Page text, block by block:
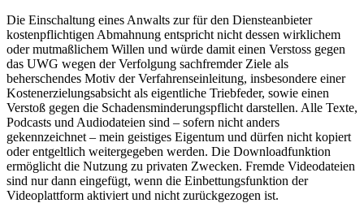
Die Einschaltung eines Anwalts zur für den Diensteanbieter
kostenpflichtigen Abmahnung entspricht nicht dessen wirklichem
oder mutmaßlichem Willen und würde damit einen Verstoss gegen
das UWG wegen der Verfolgung sachfremder Ziele als
beherschendes Motiv der Verfahrenseinleitung, insbesondere einer
Kostenerzielungsabsicht als eigentliche Triebfeder, sowie einen
Verstoß gegen die Schadensminderungspflicht darstellen. Alle Texte,
Podcasts und Audiodateien sind – sofern nicht anders
gekennzeichnet – mein geistiges Eigentum und dürfen nicht kopiert
oder entgeltlich weitergegeben werden. Die Downloadfunktion
ermöglicht die Nutzung zu privaten Zwecken. Fremde Videodateien
sind nur dann eingefügt, wenn die Einbettungsfunktion der
Videoplattform aktiviert und nicht zurückgezogen ist.